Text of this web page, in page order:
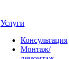
Услуги
Консультация
Монтаж/